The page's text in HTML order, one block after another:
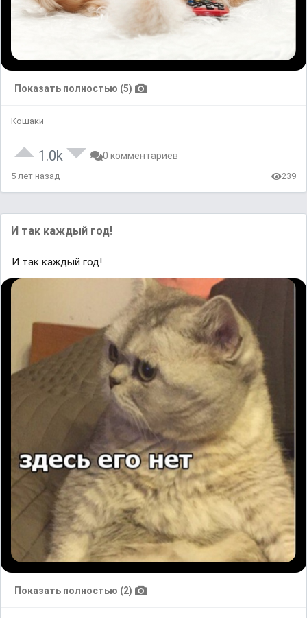
Показать полностью (5)
Кошаки
1.0k 0 комментариев
5 лет назад 239
И так каждый год!
И так каждый год!
Показать полностью (2)